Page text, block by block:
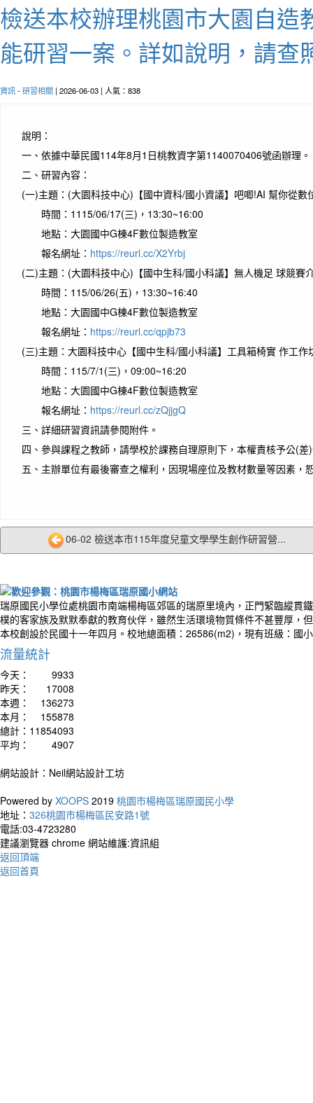
The
living
你的
別人
檢送本校辦理桃園市大園自造
能研習一案。詳如說明，請查
資訊-研習相關 | 2026-06-03 | 人氣：838
說明：
一、 依據中華民國114年8月1日桃教資字第1140070406號函辦理。
二、 研習內容：
(一)主題：(大園科技中心)【國中資科/國小資議】吧唧!AI 幫你從數
時間：1115/06/17(三)，13:30~16:00
地點：大園國中G棟4F數位製造教室
報名網址： https://reurl.cc/X2Yrbj
(二)主題：(大園科技中心)【國中生科/國小科議】無人機足 球競賽
時間：115/06/26(五)，13:30~16:40
地點：大園國中G棟4F數位製造教室
報名網址： https://reurl.cc/qpjb73
(三)主題：大園科技中心【國中生科/國小科議】工具箱椅實 作工作
時間：115/7/1(三)，09:00~16:20
地點：大園國中G棟4F數位製造教室
報名網址： https://reurl.cc/zQjjgQ
三、 詳細研習資訊請參閱附件。
四、 參與課程之教師，請學校於課務自理原則下，本權責核予公(差
五、 主辦單位有最後審查之權利，因現場座位及教材數量等因素
06-02 檢送本市115年度兒童文學學生創作研習營...
瑞原國民小學位處桃園市南端楊梅區郊區的瑞原里境內，正門緊臨縱貫
樸的客家族及默默奉獻的教育伙伴，雖然生活環境物質條件不甚豐厚，
本校創設於民國十一年四月。校地總面積：26586(m2)，現有班級：國
流量統計
今天：
9933
昨天：
17008
本週：
136273
本月：
155878
總計： 11854093
平均：
4907
網站設計：Neil網站設計工坊
Powered by XOOPS 2019 桃園市楊梅區瑞原國民小學
地址： 326桃園市楊梅區民安路1號
電話:03-4723280
建議瀏覽器 chrome 網站維護:資訊組
返回頂端
返回首頁